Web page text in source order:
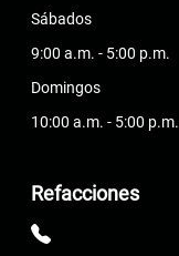
Sábados
9:00 a.m. - 5:00 p.m.
Domingos
10:00 a.m. - 5:00 p.m.
Refacciones